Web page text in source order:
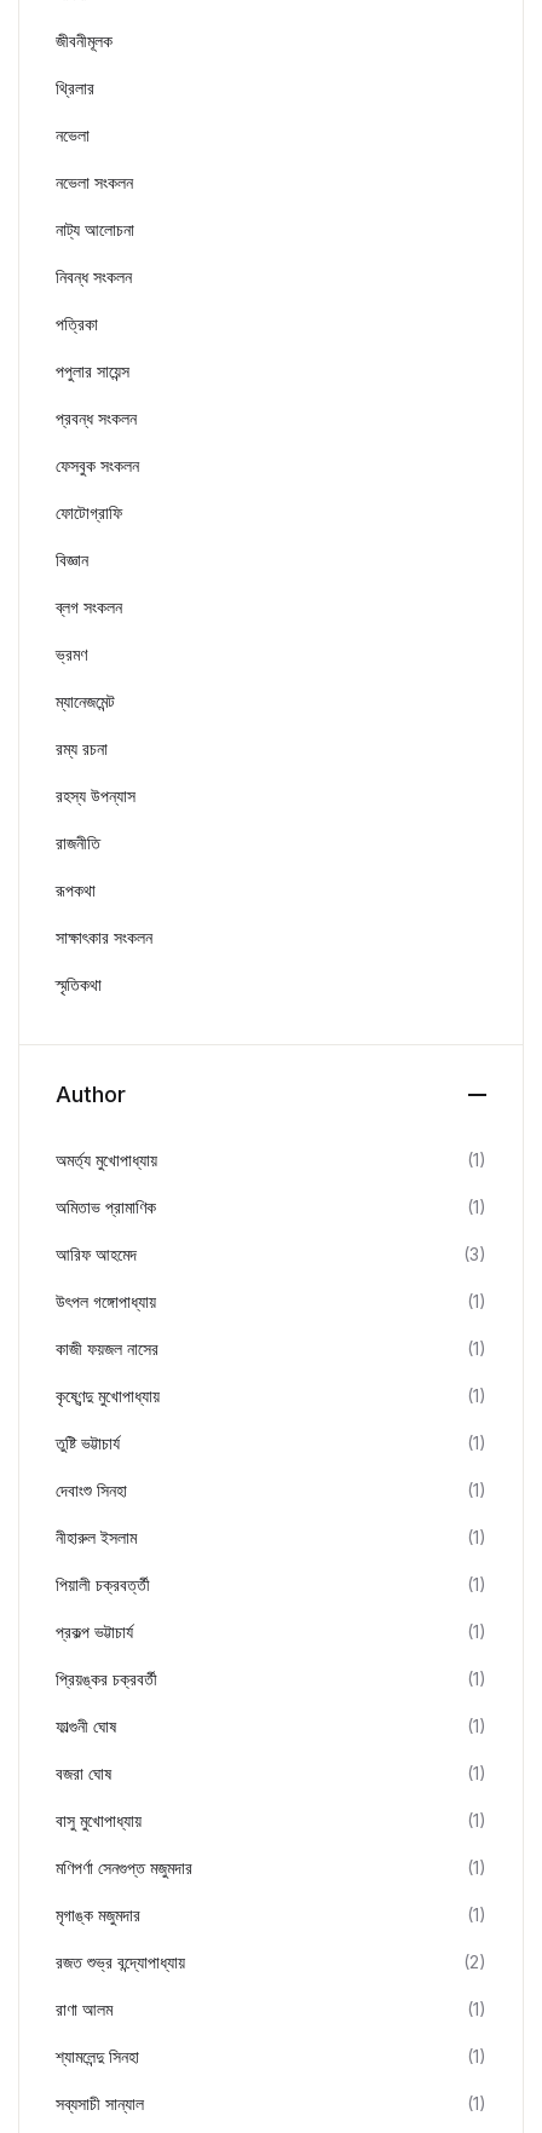
জীবনীমূলক
থ্রিলার
নভেলা
নভেলা সংকলন
নাট্য আলোচনা
নিবন্ধ সংকলন
পত্রিকা
পপুলার সায়েন্স
প্রবন্ধ সংকলন
ফেসবুক সংকলন
ফোটোগ্রাফি
বিজ্ঞান
ব্লগ সংকলন
ভ্রমণ
ম্যানেজমেন্ট
রম্য রচনা
রহস্য উপন্যাস
রাজনীতি
রূপকথা
সাক্ষাৎকার সংকলন
স্মৃতিকথা
Author
অমর্ত্য মুখোপাধ্যায় (1)
অমিতাভ প্রামাণিক (1)
আরিফ আহমেদ (3)
উৎপল গঙ্গোপাধ্যায় (1)
কাজী ফয়জল নাসের (1)
কৃষ্ণেন্দু মুখোপাধ্যায় (1)
তুষ্টি ভট্টাচার্য (1)
দেবাংশু সিনহা (1)
নীহারুল ইসলাম (1)
পিয়ালী চক্রবর্ত্তী (1)
প্রকল্প ভট্টাচার্য (1)
প্রিয়ঙ্কর চক্রবর্তী (1)
ফাল্গুনী ঘোষ (1)
বজরা ঘোষ (1)
বাসু মুখোপাধ্যায় (1)
মণিপর্ণা সেনগুপ্ত মজুমদার (1)
মৃগাঙ্ক মজুমদার (1)
রজত শুভ্র বন্দ্যোপাধ্যায় (2)
রাণা আলম (1)
শ্যামলেন্দু সিনহা (1)
সব্যসাচী সান্যাল (1)